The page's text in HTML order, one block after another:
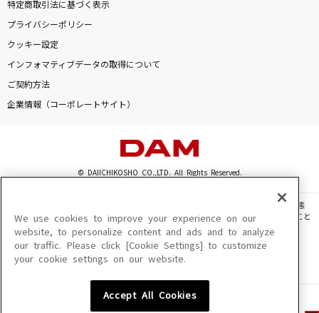
特定商取引法に基づく表示
プライバシーポリシー
クッキー設定
インフォマティブデータの取得について
ご契約方法
企業情報（コーポレートサイト）
© DAIICHIKOSHO CO.,LTD. All Rights Reserved.
このサイトに掲載されている一切の文章・画像・写真・動画・音声等を、手段や形態
を問わず、著作権法の定める範囲を超えて無断で複製、転載、ファイル化などすること
を禁じます。
楽曲及びコンテンツは、機種によりご利用いただけない場合があります。
楽曲及びコンテンツの配信日、配信内容が変更になる場合があります。
We use cookies to improve your experience on our
website, to personalize content and ads and to analyze
our traffic. Please click [Cookie Settings] to customize
your cookie settings on our website.
Accept All Cookies